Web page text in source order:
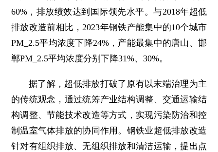
60%，排放绩效达到国际领先水平。与2018年超低
排放改造前相比，2023年钢铁产能集中的10个城市
PM_2.5平均浓度下降24%，产能最集中的唐山、邯
郸PM_2.5平均浓度分别下降31%、30%。
据了解，超低排放打破了原有以末端治理为主
的传统观念，通过统筹产业结构调整、交通运输结
构调整、节能技术改造等方式，实现污染防治和控
制温室气体排放的协同作用。钢铁业超低排放改造
针对有组织排放、无组织排放和清洁运输，提出点